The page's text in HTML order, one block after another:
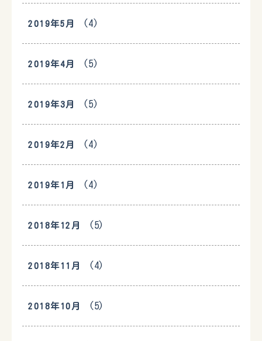
2019年5月 (4)
2019年4月 (5)
2019年3月 (5)
2019年2月 (4)
2019年1月 (4)
2018年12月 (5)
2018年11月 (4)
2018年10月 (5)